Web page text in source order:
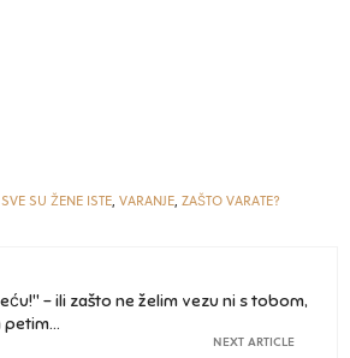
SVE SU ŽENE ISTE, VARANJE, ZAŠTO VARATE?
- ili zašto ne želim vezu ni s tobom,
petim...
NEXT ARTICLE